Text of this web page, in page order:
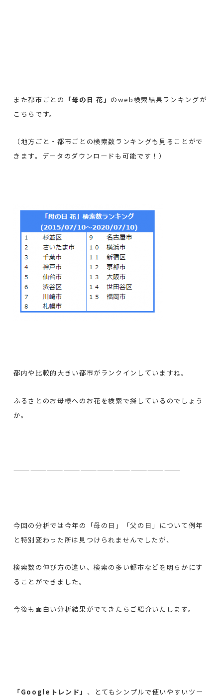
また都市ごとの 「母の日 花」 のweb検索結果ランキングが
こちらです。
（地方ごと・都市ごとの検索数ランキングも見ることがで
きます。データのダウンロードも可能です！）
都内や比較的大きい都市がランクインしていますね。
ふるさとのお母様へのお花を検索で探しているのでしょう
か。
——————————————————————————————
今回の分析では今年の「母の日」「父の日」について例年
と特別変わった所は見つけられませんでしたが、
検索数の伸び方の違い、検索の多い都市などを明らかにす
ることができました。
今後も面白い分析結果がでてきたらご紹介いたします。
「Googleトレンド」 、とてもシンプルで使いやすいツー